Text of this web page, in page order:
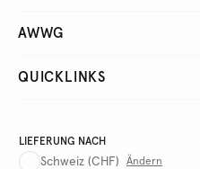
AWWG
QUICKLINKS
LIEFERUNG NACH
Schweiz (CHF) Ändern